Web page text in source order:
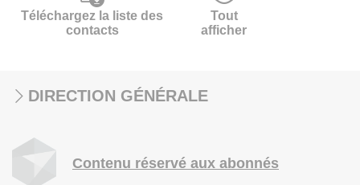
Téléchargez la liste des
contacts
Tout
afficher
DIRECTION GÉNÉRALE
Contenu réservé aux abonnés